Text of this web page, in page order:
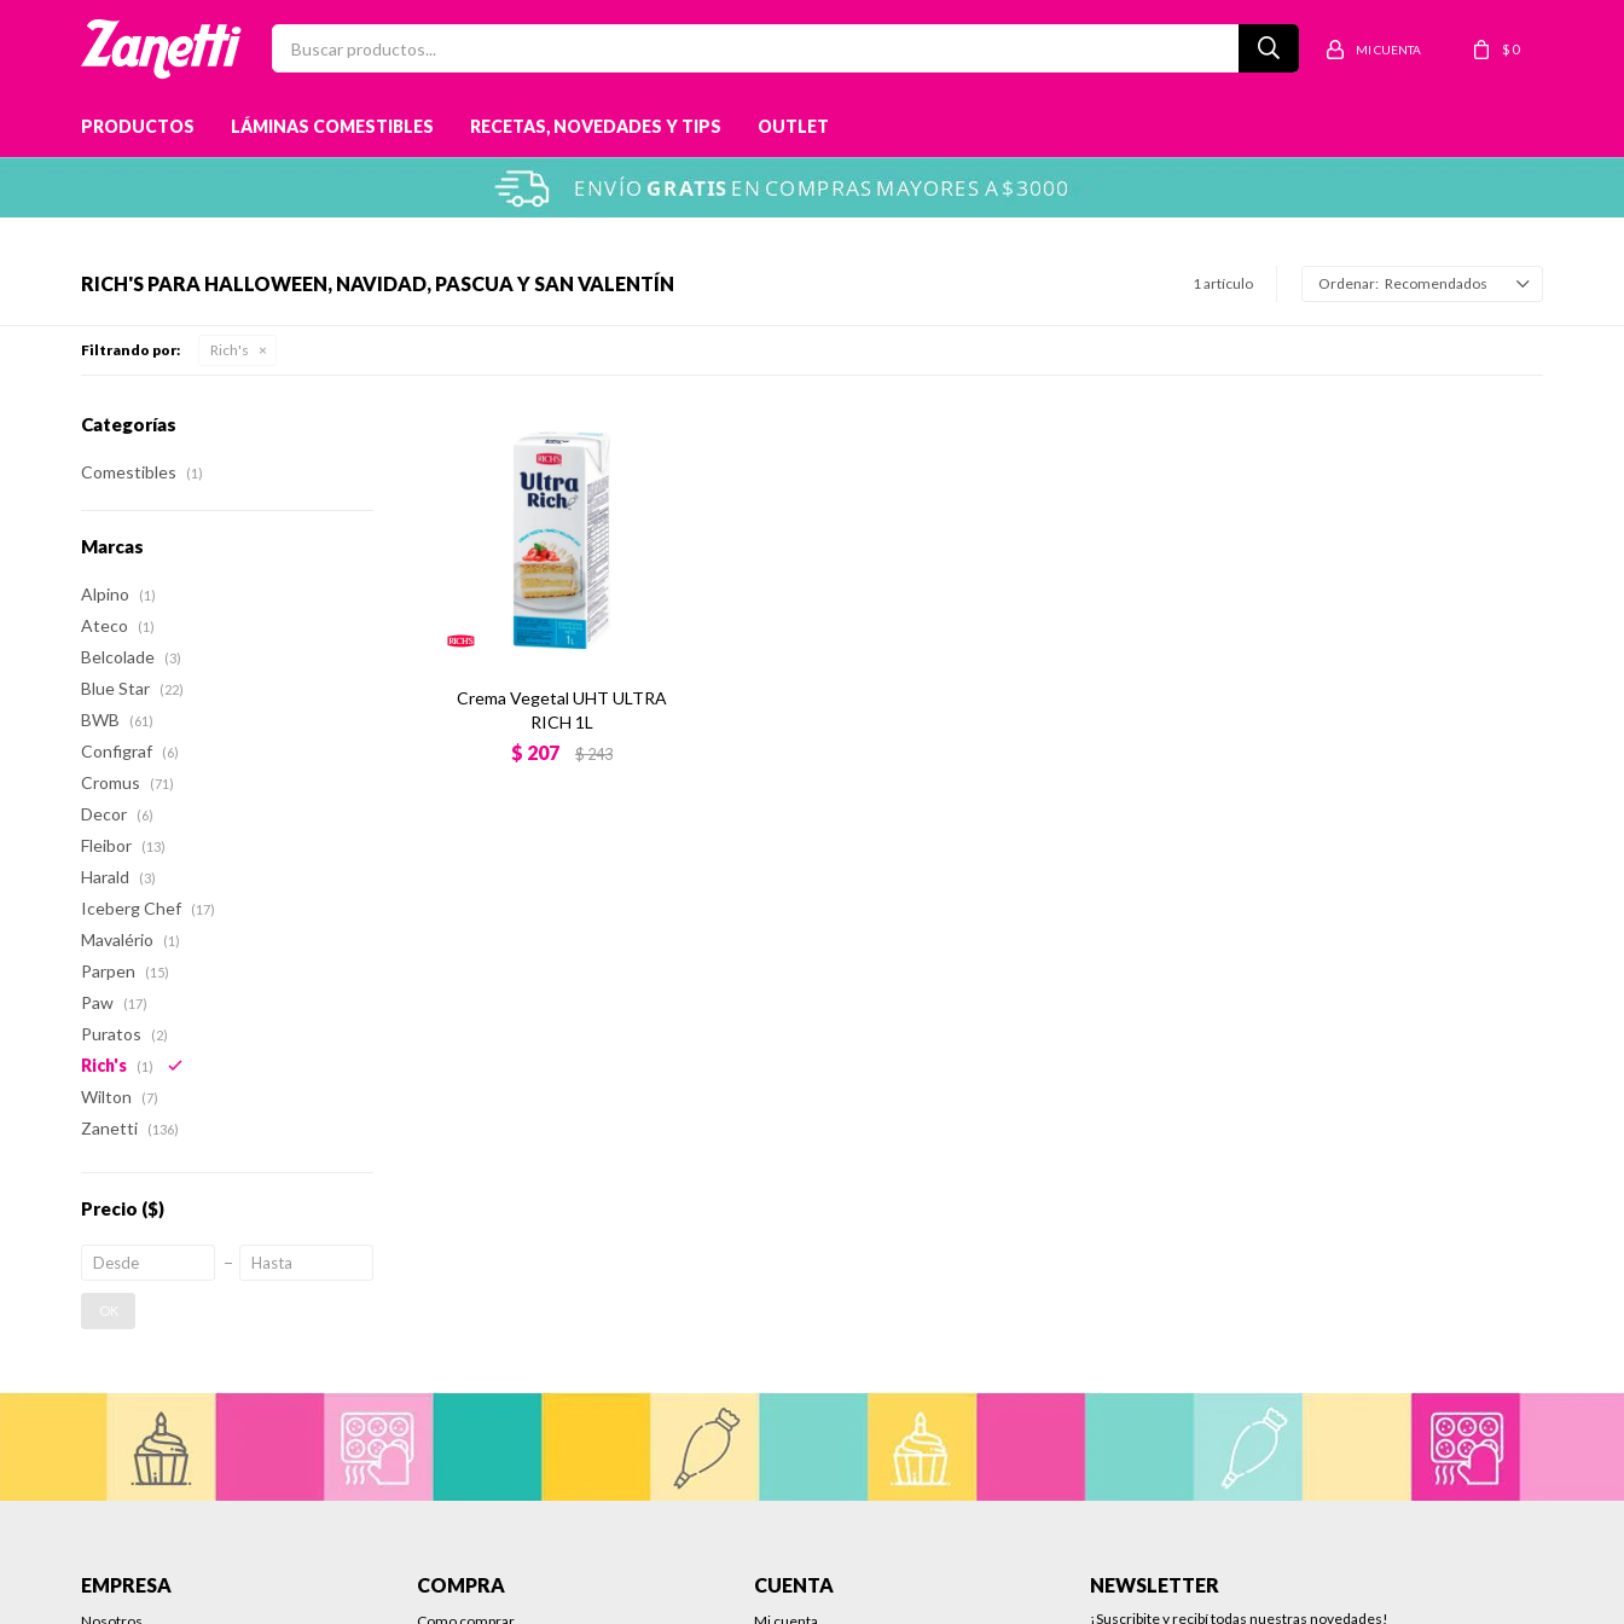
PRODUCTOS LÁMINAS COMESTIBLES RECETAS, NOVEDADES Y TIPS OUTLET
$ 0
RICH'S PARA HALLOWEEN, NAVIDAD, PASCUA Y SAN VALENTÍN 1 artículo Recomendados
Filtrando por: Rich's
Crema Vegetal UHT ULTRA
RICH 1L
$ 207 $243
Categorías
Comestibles (1)
Marcas
Alpino (1)
Ateco (1)
Belcolade (3)
Blue Star (22)
BWB (61)
Configraf (6)
Cromus (71)
Decor (6)
Fleibor (13)
Harald (3)
Iceberg Chef (17)
Mavalério (1)
Parpen (15)
Paw (17)
Puratos (2)
Rich's (1)
Wilton (7)
Zanetti (136)
Precio ($)
OK
EMPRESA COMPRA CUENTA NEWSLETTER
¡Suscribite y recibí todas nuestras novedades!